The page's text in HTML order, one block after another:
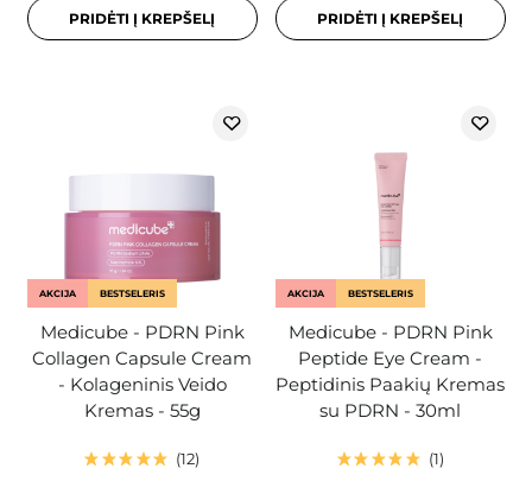
PRIDĖTI Į KREPŠELĮ PRIDĖTI Į KREPŠELĮ
AKCIJA BESTSELERIS
Medicube - PDRN Pink
Collagen Capsule Cream
- Kolageninis Veido
Kremas - 55g
12
AKCIJA BESTSELERIS
Medicube - PDRN Pink
Peptide Eye Cream -
Peptidinis Paakių Kremas
su PDRN - 30ml
1